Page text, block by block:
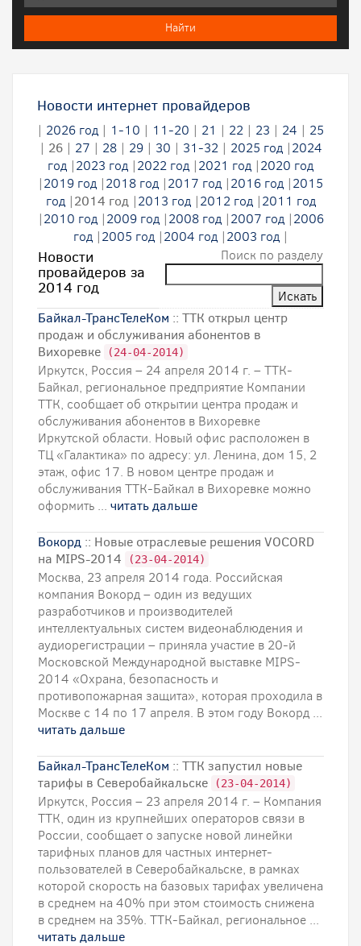
Новости интернет провайдеров
| 2026 год | 1-10 | 11-20 | 21 | 22 | 23 | 24 | 25
| 26| 27 | 28| 29| 30 | 31-32| 2025 год|2024
год |2023 год |2022 год |2021 год |2020 год
|2019 год |2018 год |2017 год |2016 год |2015
год|2014 год|2013 год|2012 год|2011 год
|2010 год|2009 год|2008 год|2007 год|2006
год|2005 год|2004 год|2003 год|
Новости
провайдеров за
2014 год
Поиск по разделу
Байкал-ТрансТелеКом :: ТТК открыл центр
продаж и обслуживания абонентов в
Вихоревке
(24-04-2014)
Иркутск, Россия – 24 апреля 2014 г. – ТТК-
Байкал, региональное предприятие Компании
ТТК, сообщает об открытии центра продаж и
обслуживания абонентов в Вихоревке
Иркутской области. Новый офис расположен в
ТЦ «Галактика» по адресу: ул. Ленина, дом 15, 2
этаж, офис 17. В новом центре продаж и
обслуживания ТТК-Байкал в Вихоревке можно
оформить ... читать дальше
Вокорд :: Новые отраслевые решения VOCORD
на MIPS-2014
(23-04-2014)
Москва, 23 апреля 2014 года. Российская
компания Вокорд – один из ведущих
разработчиков и производителей
интеллектуальных систем видеонаблюдения и
аудиорегистрации – приняла участие в 20-й
Московской Международной выставке MIPS-
2014 «Охрана, безопасность и
противопожарная защита», которая проходила в
Москве с 14 по 17 апреля. В этом году Вокорд ...
читать дальше
Байкал-ТрансТелеКом :: ТТК запустил новые
тарифы в Северобайкальске
(23-04-2014)
Иркутск, Россия – 23 апреля 2014 г. – Компания
ТТК, один из крупнейших операторов связи в
России, сообщает о запуске новой линейки
тарифных планов для частных интернет-
пользователей в Северобайкальске, в рамках
которой скорость на базовых тарифах увеличена
в среднем на 40% при этом стоимость снижена
в среднем на 35%. ТТК-Байкал, региональное ...
читать дальше